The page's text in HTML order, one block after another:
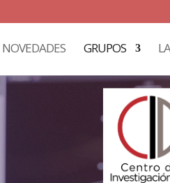
NOVEDADES GRUPOS